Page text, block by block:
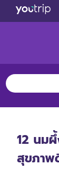
12 นม
สุขภาพ